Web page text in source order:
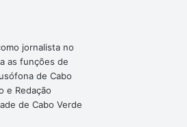
jornalista no
as funções de
de Cabo
e Redação
de Cabo Verde